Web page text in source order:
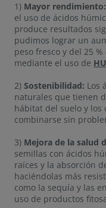
1) Mayor rendimiento:
el uso de ácidos
produce resultados
pudimos lograr un
peso fresco y del 25
mediante el uso de
2) Sostenibilidad: Los
naturales que tienen
hábitat del suelo y los
combinarse sin
3) Mejora de la salud
semillas con ácidos
raíces y la absorción
haciéndolas más
como la sequía y las
uso de productos